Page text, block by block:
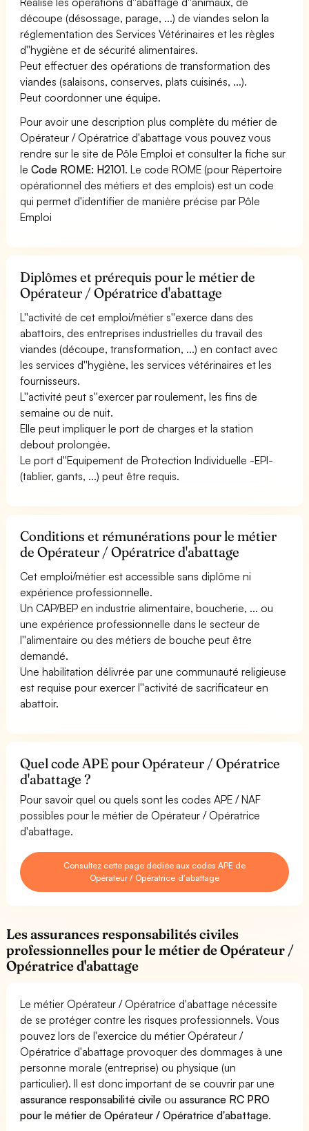
découpe (désossage, parage, ...) de viandes selon la
réglementation des Services Vétérinaires et les règles
d''hygiène et de sécurité alimentaires.
Peut effectuer des opérations de transformation des
viandes (salaisons, conserves, plats cuisinés, ...).
Peut coordonner une équipe.
Pour avoir une description plus complète du métier de
Opérateur / Opératrice d'abattage vous pouvez vous
rendre sur le site de Pôle Emploi et consulter la fiche sur
leCode ROME: H2101. Le code ROME (pour Répertoire
opérationnel des métiers et des emplois) est un code
qui permet d'identifier de manière précise par Pôle
Emploi
Diplômes et prérequis pour le métier de
Opérateur / Opératrice d'abattage
L''activité de cet emploi/métier s''exerce dans des
abattoirs, des entreprises industrielles du travail des
viandes (découpe, transformation, ...) en contact avec
les services d''hygiène, les services vétérinaires et les
fournisseurs.
L''activité peut s''exercer par roulement, les fins de
semaine ou de nuit.
Elle peut impliquer le port de charges et la station
debout prolongée.
Le port d''Equipement de Protection Individuelle -EPI-
(tablier, gants, ...) peut être requis.
Conditions et rémunérations pour le métier
de Opérateur / Opératrice d'abattage
Cet emploi/métier est accessible sans diplôme ni
expérience professionnelle.
Un CAP/BEP en industrie alimentaire, boucherie, ... ou
une expérience professionnelle dans le secteur de
l''alimentaire ou des métiers de bouche peut être
demandé.
Une habilitation délivrée par une communauté religieuse
est requise pour exercer l''activité de sacrificateur en
abattoir.
Quel code APE pour Opérateur / Opératrice
d'abattage ?
Pour savoir quel ou quels sont les codes APE / NAF
possibles pour le métier de Opérateur / Opératrice
d'abattage.
Consultez cette page dédiée aux codes APE de
Opérateur / Opératrice d'abattage
Les assurances responsabilités civiles
professionnelles pour le métier de Opérateur /
Opératrice d'abattage
Le métier Opérateur / Opératrice d'abattage nécessite
de se protéger contre les risques professionnels. Vous
pouvez lors de l'exercice du métier Opérateur /
Opératrice d'abattage provoquer des dommages à une
personne morale (entreprise) ou physique (un
particulier). Il est donc important de se couvrir par une
assurance responsabilité civile ouassurance RC PRO
pour le métier de Opérateur / Opératrice d'abattage.